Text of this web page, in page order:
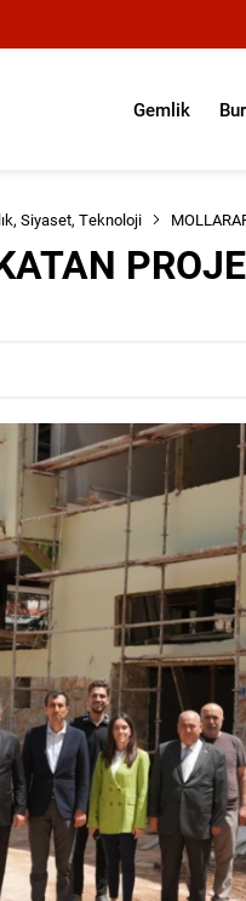
Gemlik
, Siyaset, Teknoloji